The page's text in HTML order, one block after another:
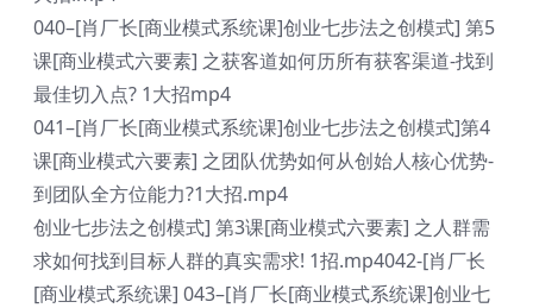
040–[肖厂长[商业模式系统课]创业七步法之创模式] 第5
课[商业模式六要素] 之获客道如何历所有获客渠道-找到
最佳切入点? 1大招mp4
041–[肖厂长[商业模式系统课]创业七步法之创模式]第4
课[商业模式六要素] 之团队优势如何从创始人核心优势-
到团队全方位能力?1大招.mp4
创业七步法之创模式] 第3课[商业模式六要素] 之人群需
求如何找到目标人群的真实需求! 1招.mp4042-[肖厂长
[商业模式系统课] 043–[肖厂长[商业模式系统课]创业七